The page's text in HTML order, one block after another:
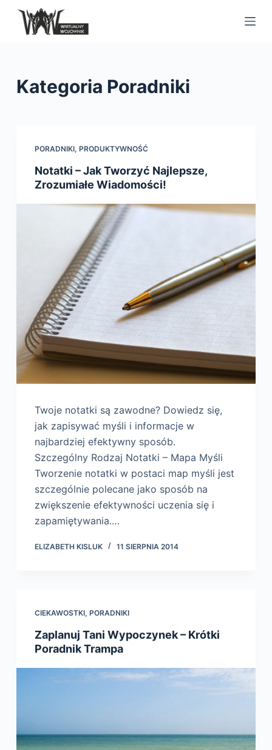
S
oKategoria Poradniki
PORADNIKI, PRODUKTYWNOŚĆ
Notatki – Jak Tworzyć Najlepsze,
Zrozumiałe Wiadomości!
Twoje notatki są zawodne? Dowiedz się,
jak zapisywać myśli i informacje w
najbardziej efektywny sposób.
Szczególny Rodzaj Notatki – Mapa Myśli
Tworzenie notatki w postaci map myśli jest
szczególnie polecane jako sposób na
zwiększenie efektywności uczenia się i
zapamiętywania.…
ELIZABETH KISLUK 11 SIERPNIA 2014
CIEKAWOSTKI, PORADNIKI
Zaplanuj Tani Wypoczynek – Krótki
Poradnik Trampa